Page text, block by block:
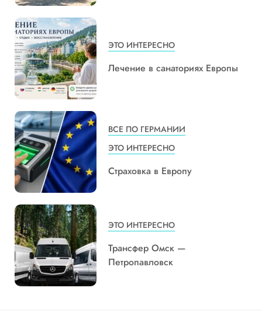
ЭТО ИНТЕРЕСНО
Лечение в санаториях Европы
ВСЕ ПО ГЕРМАНИИ
ЭТО ИНТЕРЕСНО
Страховка в Европу
ЭТО ИНТЕРЕСНО
Трансфер Омск —
Петропавловск